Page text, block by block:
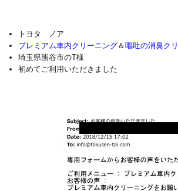
トヨタ ノア
プレミアム車内クリーニング＆嘔吐の消臭ク
埼玉県熊谷市のT様
初めてご利用いただきました